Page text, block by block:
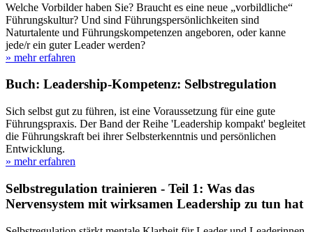
Welche Vorbilder haben Sie? Braucht es eine neue „vorbildliche“
Führungskultur? Und sind Führungspersönlichkeiten sind
Naturtalente und Führungskompetenzen angeboren, oder kanne
jede/r ein guter Leader werden?
» mehr erfahren
Buch: Leadership-Kompetenz: Selbstregulation
Sich selbst gut zu führen, ist eine Voraussetzung für eine gute
Führungspraxis. Der Band der Reihe 'Leadership kompakt' begleitet
die Führungskraft bei ihrer Selbsterkenntnis und persönlichen
Entwicklung.
» mehr erfahren
Selbstregulation trainieren - Teil 1: Was das
Nervensystem mit wirksamen Leadership zu tun hat